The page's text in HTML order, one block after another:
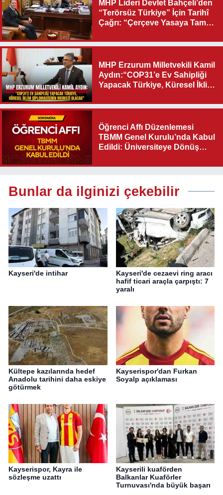
MHP Lideri Devlet Bahçeli’den
“Terörsüz Türkiye” İçin Tarihî
Çağrı: “Çerçeve Yasaya Tam
MHP Erzurum Milletvekili Kamil
Aydın:“COP31’e Ev Sahipliği
Yapacak Türkiye, Küresel İklim
Olacak"
Öğrenci Affı Düzenlemesi
TBMM Genel Kurulu’nda Kabul
Edildi: Üniversiteye Dönüş
Bunlar da ilginizi çekebilir
Kayseri'de intihar
Kayseri'de cezaevi ring aracı
hafif ticari araçla çarpıştı: 7
yaralı
Kültepe kazılarında hedef
Anadolu tarihini daha eskiye
götürmek
Kayserispor'dan Furkan
Soyalp açıklaması
Kayserispor, Kayra ile
sözleşme uzattı
Kayserili kuaförden
Balkanlar Kuaförler
Turnuvası'nda büyük başarı